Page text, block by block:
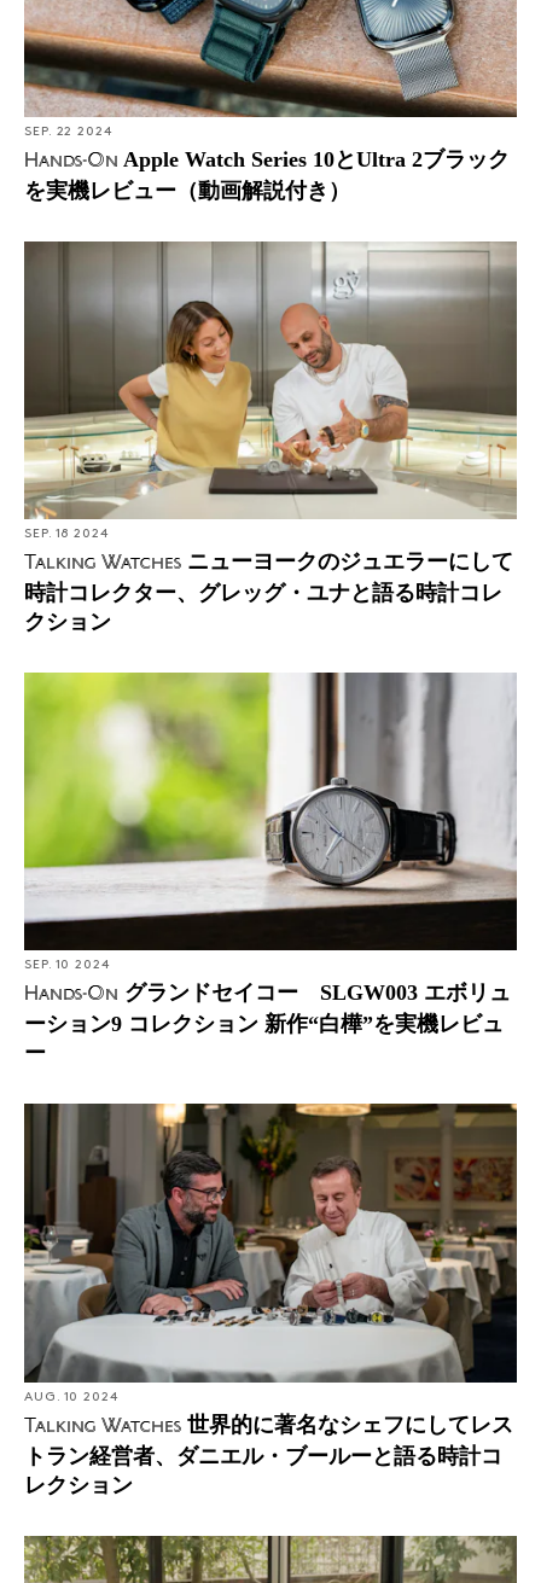
SEP. 22 2024
Hands-On Apple Watch Series 10とUltra 2ブラック
を実機レビュー（動画解説付き）
SEP. 18 2024
Talking Watches ニューヨークのジュエラーにして
時計コレクター、グレッグ・ユナと語る時計コレ
クション
SEP. 10 2024
Hands-On グランドセイコー SLGW003 エボリュ
ーション9 コレクション 新作“白樺”を実機レビュ
ー
AUG. 10 2024
Talking Watches 世界的に著名なシェフにしてレス
トラン経営者、ダニエル・ブールーと語る時計コ
レクション